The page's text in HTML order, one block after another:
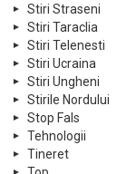
Stiri Straseni
Stiri Taraclia
Stiri Telenesti
Stiri Ucraina
Stiri Ungheni
Stirile Nordului
Stop Fals
Tehnologii
Tineret